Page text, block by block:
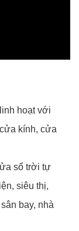
hoạt với
kính, cửa
sổ trời tự
siêu thị,
bay, nhà